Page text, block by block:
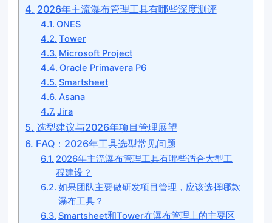
2026年主流瀑布管理工具有哪些深度测评
ONES
Tower
Microsoft Project
Oracle Primavera P6
Smartsheet
Asana
Jira
选型建议与2026年项目管理展望
FAQ：2026年工具选型常见问题
2026年主流瀑布管理工具有哪些适合大型工
程建设？
如果团队主要做研发项目管理，应该选择哪款
瀑布工具？
Smartsheet和Tower在瀑布管理上的主要区